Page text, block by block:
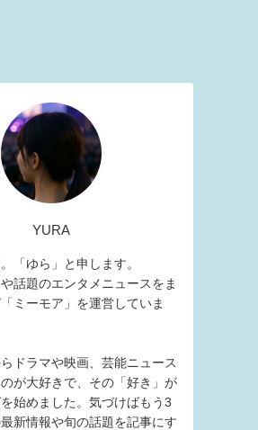
YURA
「ゆら」と申します。
話題のエンタメニュースをま
ミーモア」を運営していま
ドラマや映画、芸能ニュース
が大好きで、その「好き」が
始めました。気づけばもう3
新情報や旬の話題を記事にす